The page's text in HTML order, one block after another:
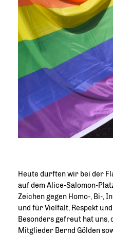
Heute durften wir bei der
auf dem Alice-Salomon-
Zeichen gegen Homo-, Bi-,
und für Vielfalt, Respekt und
Besonders gefreut hat uns,
Mitglieder Bernd Gölden